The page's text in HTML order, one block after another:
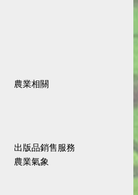
農業相關
出版品銷售服務
農業氣象